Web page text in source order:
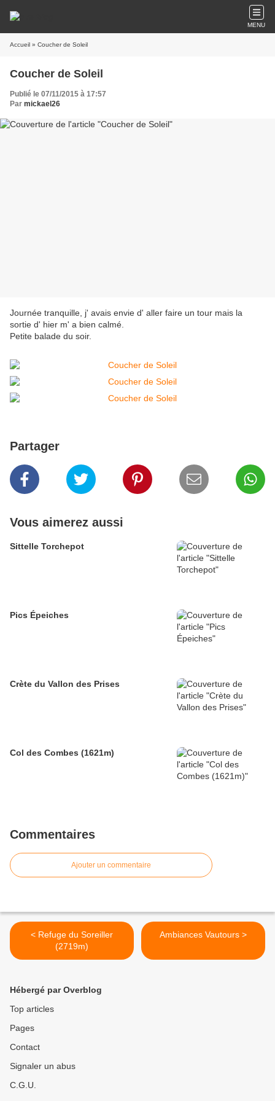
MENU
Accueil » Coucher de Soleil
Coucher de Soleil
Publié le 07/11/2015 à 17:57
Par mickael26
Journée tranquille, j' avais envie d' aller faire un tour mais la
sortie d' hier m' a bien calmé.
Petite balade du soir.
Partager
Vous aimerez aussi
Sittelle Torchepot
Pics Épeiches
Crète du Vallon des Prises
Col des Combes (1621m)
Commentaires
Ajouter un commentaire
< Refuge du Soreiller
(2719m)
Ambiances Vautours >
Hébergé par Overblog
Top articles
Pages
Contact
Signaler un abus
C.G.U.